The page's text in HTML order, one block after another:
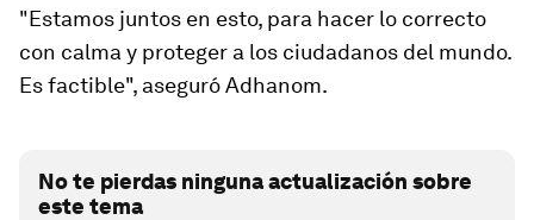
"Estamos juntos en esto, para hacer lo correcto
con calma y proteger a los ciudadanos del mundo.
Es factible", aseguró Adhanom.
No te pierdas ninguna actualización sobre
este tema